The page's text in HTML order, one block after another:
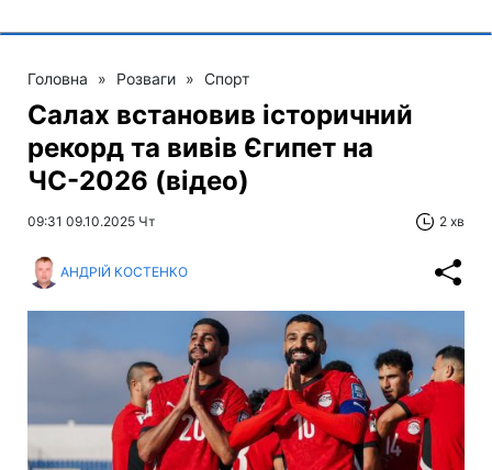
Головна » Розваги » Спорт
Салах встановив історичний
рекорд та вивів Єгипет на
ЧС-2026 (відео)
09:31 09.10.2025 Чт 2 хв
АНДРІЙ КОСТЕНКО